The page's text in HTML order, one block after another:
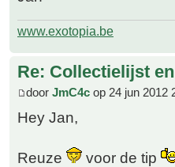
www.exotopia.be
Re: Collectielijst
door JmC4c op 24 jun 2012
Hey Jan,
Reuze
voor de tip